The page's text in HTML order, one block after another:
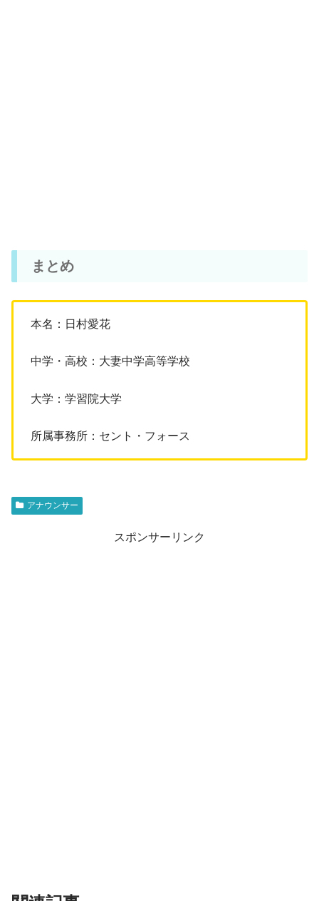
まとめ
本名：日村愛花
中学・高校：大妻中学高等学校
大学：学習院大学
所属事務所：セント・フォース
アナウンサー
スポンサーリンク